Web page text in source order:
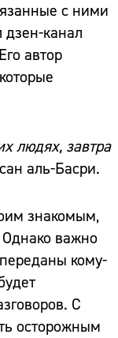
с ними
канал
автор
людях, завтра
аль-Басри.
знакомым,
важно
кому-
С
осторожным